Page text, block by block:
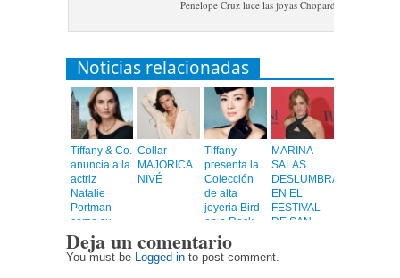
Penelope Cruz luce las joyas Chopard en la 31st
Noticias relacionadas
Tiffany & Co.
anuncia a la
actriz
Natalie
Portman
como su
nueva
embajadora
mundial.
Collar
MAJORICA
NIVÉ
Tiffany
presenta la
Colección
de alta
joyeria Bird
on a Rock
MARINA
SALAS
DESLUMBRA
EN EL
FESTIVAL
DE SAN
Deja un comentario
You must be Logged in to post comment.